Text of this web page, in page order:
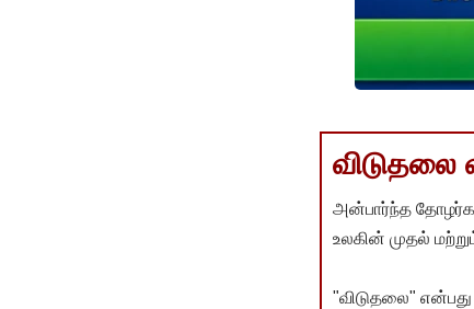
விடுதலை
அன்பார்ந்த
உலகின் முதல்
"விடுதலை"